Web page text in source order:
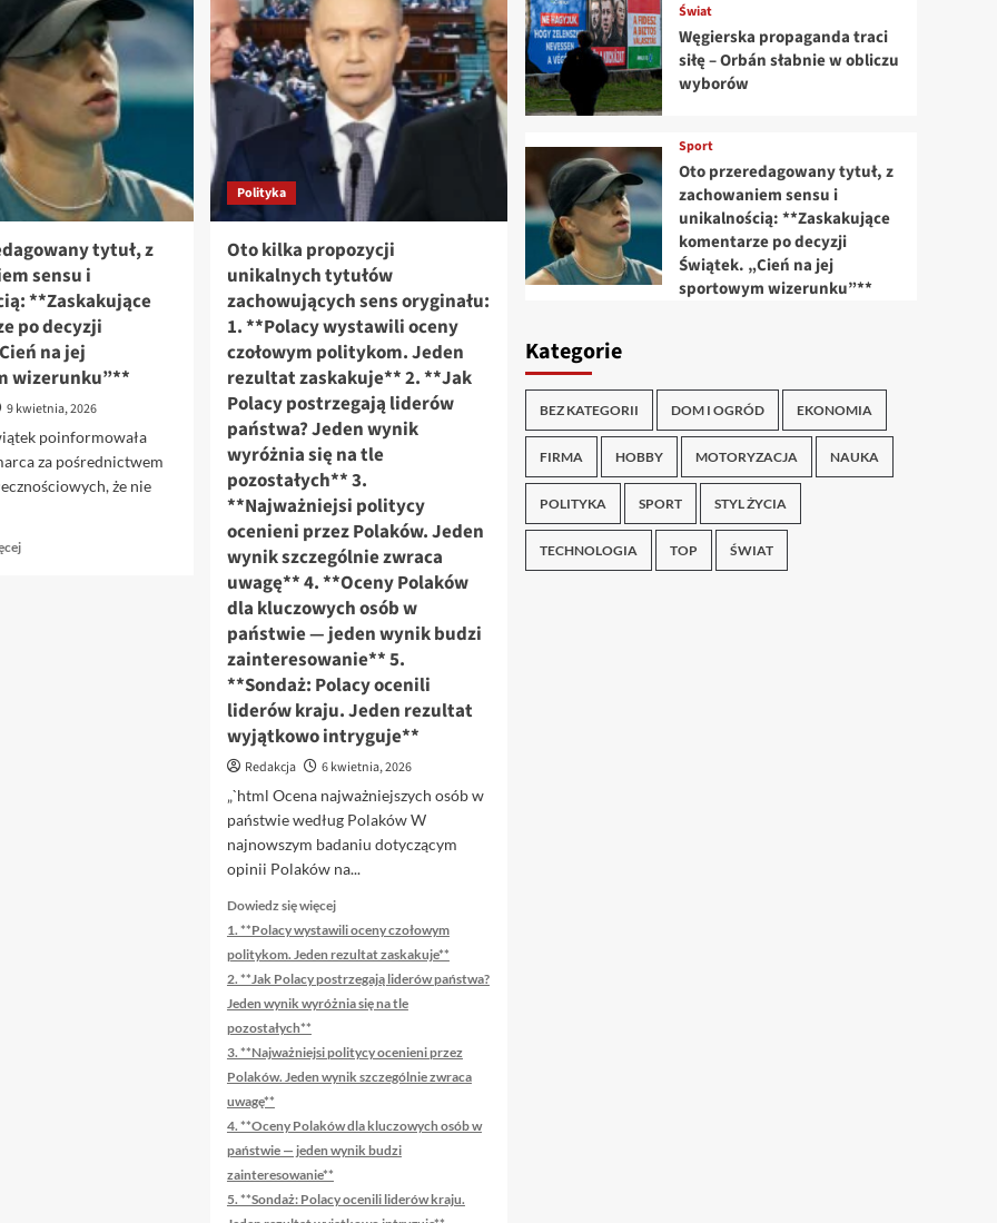
specjalnej
jednostki
FSB.
Wcześniej
odpowiedzialni
otrucia
polityków
Putina
odbiła
się
echem
na
całym
świecie.
„Tak
nie
wolno”
tytuł, z
sensu i
**Zaskakujące
po decyzji
na jej
wizerunku”**
9 kwietnia, 2026
poinformowała
za pośrednictwem
że nie
Dowiedz
Polityka
Oto kilka propozycji
unikalnych tytułów
zachowujących sens oryginału:
1. **Polacy wystawili oceny
czołowym politykom. Jeden
rezultat zaskakuje** 2. **Jak
Polacy postrzegają liderów
państwa? Jeden wynik
wyróżnia się na tle
pozostałych** 3.
**Najważniejsi politycy
ocenieni przez Polaków. Jeden
wynik szczególnie zwraca
uwagę** 4. **Oceny Polaków
dla kluczowych osób w
państwie — jeden wynik budzi
zainteresowanie** 5.
**Sondaż: Polacy ocenili
liderów kraju. Jeden rezultat
wyjątkowo intryguje**
Redakcja
6 kwietnia, 2026
„`html Ocena najważniejszych osób w
państwie według Polaków W
najnowszym badaniu dotyczącym
opinii Polaków na...
Dowiedz się więcejDowiedz
się
o
Oto
kilka
unikalnych
tytułów
oryginału:
1. **Polacy wystawili oceny czołowym
politykom. Jeden rezultat zaskakuje**
2. **Jak Polacy postrzegają liderów państwa?
Jeden wynik wyróżnia się na tle
pozostałych**
3. **Najważniejsi politycy ocenieni przez
Polaków. Jeden wynik szczególnie zwraca
uwagę**
4. **Oceny Polaków dla kluczowych osób w
państwie — jeden wynik budzi
zainteresowanie**
5. **Sondaż: Polacy ocenili liderów kraju.
Świat
Węgierska propaganda traci
siłę – Orbán słabnie w obliczu
wyborów
Sport
Oto przeredagowany tytuł, z
zachowaniem sensu i
unikalnością: **Zaskakujące
komentarze po decyzji
Świątek. „Cień na jej
sportowym wizerunku”**
Kategorie
BEZ KATEGORII DOM I OGRÓD EKONOMIA
FIRMA HOBBY MOTORYZACJA NAUKA
POLITYKA SPORT STYL ŻYCIA
TECHNOLOGIA TOP ŚWIAT